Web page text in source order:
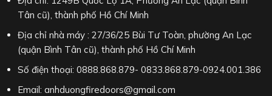
Tân cũ), thành phố Hồ Chí Minh
Địa chỉ nhà máy : 27/36/25 Bùi Tư Toàn, phường An Lạc
(quận Bình Tân cũ), thành phố Hồ Chí Minh
Số điện thoại: 0888.868.879- 0833.868.879-0924.001.386
Email: anhduongfiredoors@gmail.com